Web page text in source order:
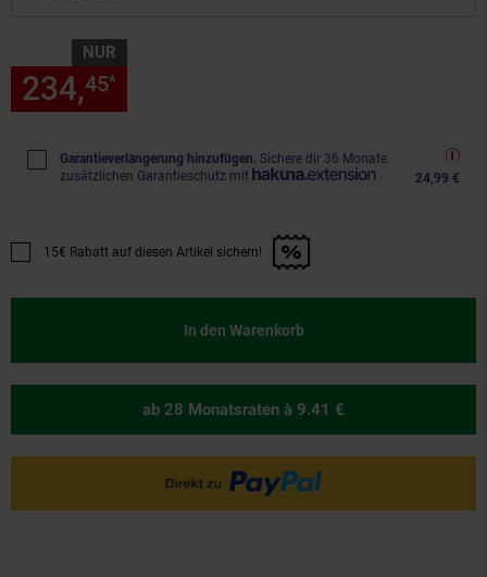
NUR
234,45*
Garantieverlängerung hinzufügen. Sichere dir 36 Monate
zusätzlichen Garantieschutz mit
24,99 €
Promotion "15€ Rabatt auf diesen Artikel sichern!" anwenden
15€ Rabatt auf diesen Artikel sichern!
In den Warenkorb
ab 28 Monatsraten à 9.41 €